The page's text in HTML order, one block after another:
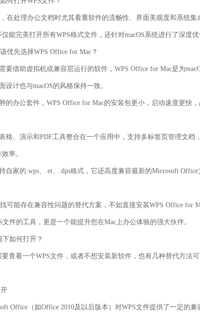
在处理办公文档时尤其看重软件的流畅性、界面美观度和系统集
能完美打开所有WPS格式文件，还针对macOS系统进行了深度优
优先选择WPS Office for Mac？
要借助虚拟机或兼容层运行的软件，WPS Office for Mac是为
设计也与macOS的风格保持一致。
的办公套件，WPS Office for Mac的安装包更小，启动速度更快
格、演示和PDF工具整合在一个应用中，支持多标签页管理文档
率。
自家的.wps、.et、.dps格式，它还高度兼容最新的Microsoft
可能存在兼容性问题的替代方案，不如直接安装WPS Office for
件的工具，更是一个能提升您在Mac上办公体验的强大伙伴。
下如何打开？
查看一个WPS文件，或者不想安装新软件，也有几种替代方法
Office（如Office 2010及以后版本）对WPS文件提供了一定的